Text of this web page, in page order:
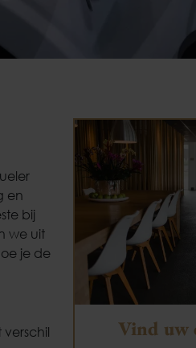
en
bij
we uit
je de
Vind uw